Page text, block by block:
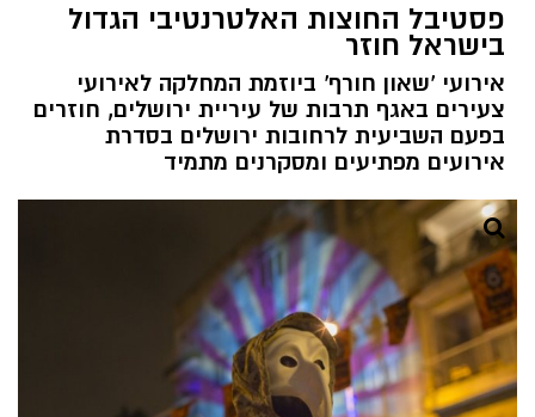
פסטיבל החוצות האלטרנטיבי הגדול
בישראל חוזר
אירועי 'שאון חורף' ביוזמת המחלקה לאירועי
צעירים באגף תרבות של עיריית ירושלים, חוזרים
בפעם השביעית לרחובות ירושלים בסדרת
אירועים מפתיעים ומסקרנים מתמיד